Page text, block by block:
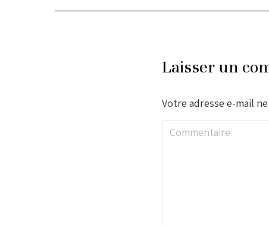
Laisser un
Votre adresse e-mail
Commentaire